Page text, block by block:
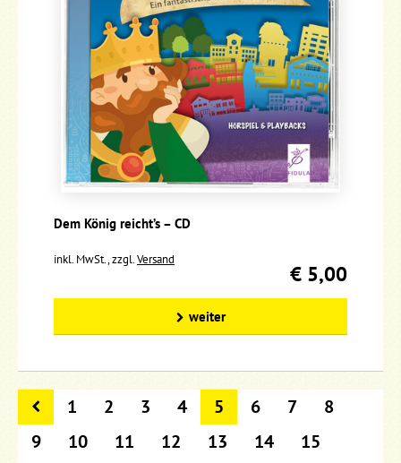
Dem König reicht’s – CD
inkl. MwSt., zzgl.Versand
€ 5,00
weiter
1 2 3 4 5 6 7
8
9
10 11 12 13 14
15